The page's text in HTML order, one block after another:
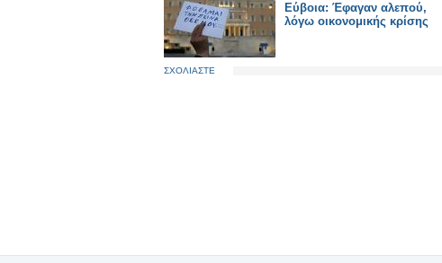
Εύβοια: Έφαγαν αλεπού,
λόγω οικονομικής κρίσης
ΣΧΟΛΙΑΣΤΕ